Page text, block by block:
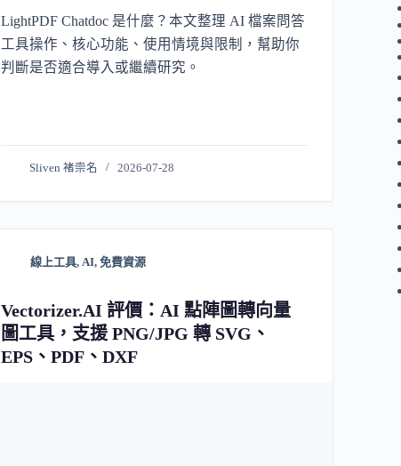
LightPDF Chatdoc 是什麼？本文整理 AI 檔案問答
工具操作、核心功能、使用情境與限制，幫助你
判斷是否適合導入或繼續研究。
Sliven 褚崇名 2026-07-28
線上工具, AI, 免費資源
Vectorizer.AI 評價：AI 點陣圖轉向量
圖工具，支援 PNG/JPG 轉 SVG、
EPS、PDF、DXF